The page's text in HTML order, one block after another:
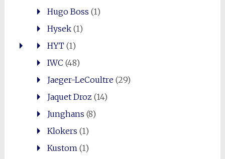
Hugo Boss (1)
Hysek(1)
HYT(1)
IWC (48)
Jaeger-LeCoultre(29)
Jaquet Droz (14)
Junghans (8)
Klokers (1)
Kustom (1)